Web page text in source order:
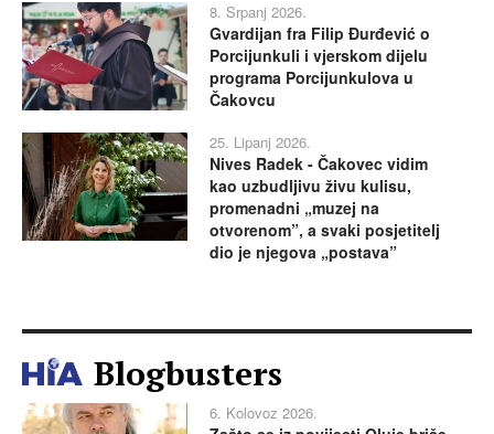
8. Srpanj 2026.
Gvardijan fra Filip Đurđević o
Porcijunkuli i vjerskom dijelu
programa Porcijunkulova u
Čakovcu
25. Lipanj 2026.
Nives Radek - Čakovec vidim
kao uzbudljivu živu kulisu,
promenadni „muzej na
otvorenom”, a svaki posjetitelj
dio je njegova „postava”
Blogbusters
6. Kolovoz 2026.